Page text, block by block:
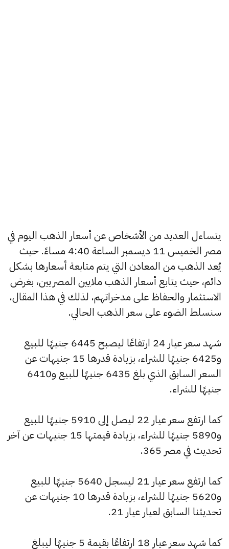
يتساءل العديد من الأشخاص عن أسعار الذهب اليوم في
مصر الخميس 11 ديسمبر الساعة 4:40 مساءً. حيث
يُعد الذهب من المعادن التي يتم متابعة أسعارها بشكل
دائم، حيث يتابع أسعار الذهب ملايين المصريين، بغرض
الاستثمار والحفاظ على مدخراتهم، لذلك في هذا المقال،
سنسلط الضوء على سعر الذهب الحالي.
شهد سعر عيار 24 ارتفاعًا ليصبح 6445 جنيهًا للبيع
و6425 جنيهًا للشراء، بزيادة قدرها 15 جنيهات عن
السعر السابق الذي بلغ 6435 جنيهًا للبيع و6410
جنيهًا للشراء.
كما ارتفع سعر عيار 22 ليصل إلى 5910 جنيهًا للبيع
و5890 جنيهًا للشراء، بزيادة قيمتها 15 جنيهات عن آخر
تحديث في مصر 365.
كما ارتفع سعر عيار 21 ليسجل 5640 جنيهًا للبيع
و5620 جنيهًا للشراء، بزيادة قدرها 10 جنيهات عن
تحديثنا السابق لعيار عيار 21.
كما شهد سعر عيار 18 ارتفاعًا بقيمة 5 جنيهًا ليبلغ